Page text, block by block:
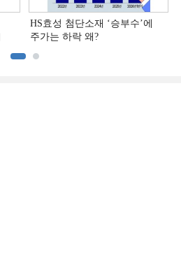
HS효성 첨단소재 ‘승부수’에
주가는 하락 왜?